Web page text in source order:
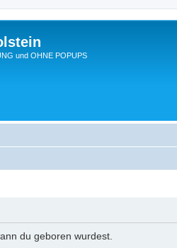
und OHNE POPUPS
du geboren wurdest.